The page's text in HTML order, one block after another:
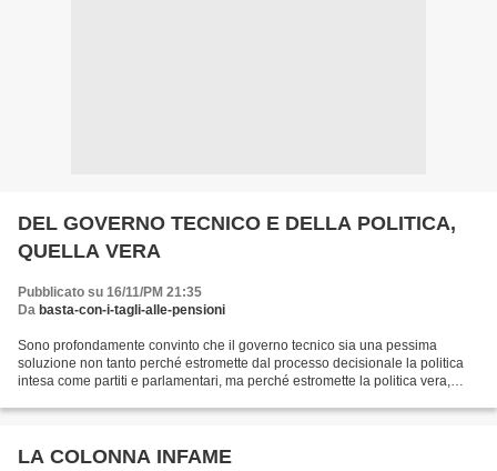
DEL GOVERNO TECNICO E DELLA POLITICA,
QUELLA VERA
Pubblicato su 16/11/PM 21:35
Da basta-con-i-tagli-alle-pensioni
Sono profondamente convinto che il governo tecnico sia una pessima
soluzione non tanto perché estromette dal processo decisionale la politica
intesa come partiti e parlamentari, ma perché estromette la politica vera,
LA COLONNA INFAME